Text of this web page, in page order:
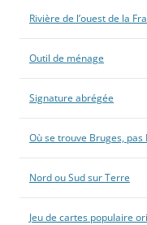
Rivière de l’ouest de la
Outil de ménage
Signature abrégée
Où se trouve Bruges, pas
Nord ou Sud sur Terre
Jeu de cartes populaire